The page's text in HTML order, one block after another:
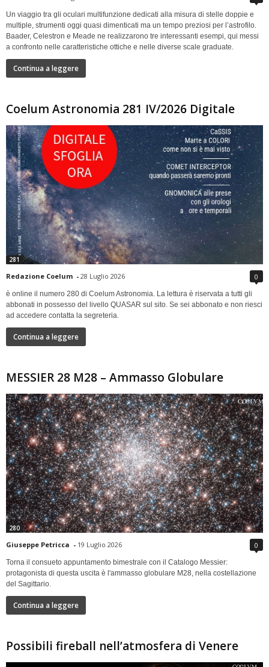
Un viaggio tra gli oculari multifunzione dedicati alla misura di stelle doppie e
multiple, strumenti oggi quasi dimenticati ma un tempo preziosi per l’astrofilo.
Baader, Celestron e Meade ne realizzarono tre interessanti esempi, qui messi
a confronto nelle caratteristiche ottiche e nelle diverse scale graduate.
Continua a leggere
Coelum Astronomia 281 IV/2026 Digitale
281
Redazione Coelum - 28 Luglio 2026 0
è online il numero 280 di Coelum Astronomia. La lettura è riservata a tutti gli
abbonati in possesso del livello QUASAR sul sito. Se sei abbonato e non riesci
ad accedere contatta la segreteria.
Continua a leggere
MESSIER 28 M28 – Ammasso Globulare
280
Giuseppe Petricca - 19 Luglio 2026 0
Torna il consueto appuntamento bimestrale con il Catalogo Messier:
protagonista di questa uscita è l'ammasso globulare M28, nella costellazione
del Sagittario.
Continua a leggere
Possibili fireball nell’atmosfera di Venere